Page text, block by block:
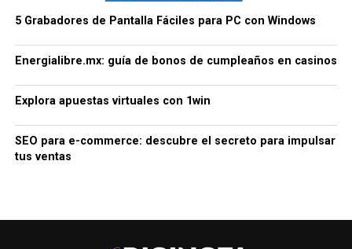
5 Grabadores de Pantalla Fáciles para PC con Windows
Energialibre.mx: guía de bonos de cumpleaños en casinos
Explora apuestas virtuales con 1win
SEO para e-commerce: descubre el secreto para impulsar
tus ventas